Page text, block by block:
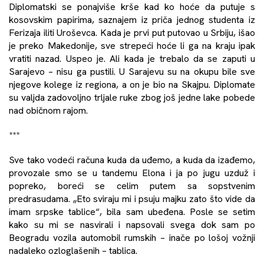
Diplomatski se ponajviše krše kad ko hoće da putuje s
kosovskim papirima, saznajem iz priča jednog studenta iz
Ferizaja iliti Uroševca. Kada je prvi put putovao u Srbiju, išao
je preko Makedonije, sve strepeći hoće li ga na kraju ipak
vratiti nazad. Uspeo je. Ali kada je trebalo da se zaputi u
Sarajevo – nisu ga pustili. U Sarajevu su na okupu bile sve
njegove kolege iz regiona, a on je bio na Skajpu. Diplomate
su valjda zadovoljno trljale ruke zbog još jedne lake pobede
nad običnom rajom.
***
Sve tako vodeći računa kuda da uđemo, a kuda da izađemo,
provozale smo se u tandemu Elona i ja po jugu uzduž i
popreko, boreći se celim putem sa sopstvenim
predrasudama. „Eto sviraju mi i psuju majku zato što vide da
imam srpske tablice“, bila sam ubeđena. Posle se setim
kako su mi se nasvirali i napsovali svega dok sam po
Beogradu vozila automobil rumskih – inače po lošoj vožnji
nadaleko ozloglašenih – tablica.